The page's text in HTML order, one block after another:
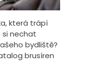
která trápí
si nechat
bydliště?
brusíren